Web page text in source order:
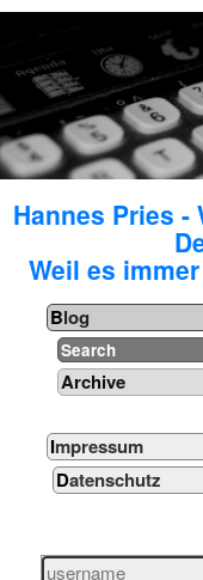
Hannes Pries -
Weil es
Blog
Search
Archive
Impressum
Datenschutz